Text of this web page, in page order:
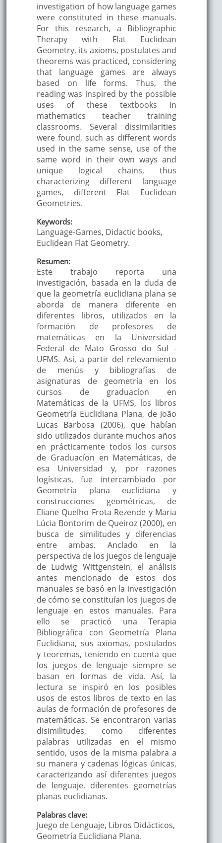
investigation of how language games
were constituted in these manuals.
For this research, a Bibliographic
Therapy with Flat Euclidean
Geometry, its axioms, postulates and
theorems was practiced, considering
that language games are always
based on life forms. Thus, the
reading was inspired by the possible
uses of these textbooks in
mathematics teacher training
classrooms. Several dissimilarities
were found, such as different words
used in the same sense, use of the
same word in their own ways and
unique logical chains, thus
characterizing different language
games, different Flat Euclidean
Geometries.
Keywords:
Language-Games, Didactic books,
Euclidean Flat Geometry.
Resumen:
Este trabajo reporta una
investigación, basada en la duda de
que la geometría euclidiana plana se
aborda de manera diferente en
diferentes libros, utilizados en la
formación de profesores de
matemáticas en la Universidad
Federal de Mato Grosso do Sul -
UFMS. Así, a partir del relevamiento
de menús y bibliografías de
asignaturas de geometría en los
cursos de graduacíon en
Matemáticas de la UFMS, los libros
Geometría Euclidiana Plana, de João
Lucas Barbosa (2006), que habían
sido utilizados durante muchos años
en prácticamente todos los cursos
de Graduacíon en Matemáticas, de
esa Universidad y, por razones
logísticas, fue intercambiado por
Geometría plana euclidiana y
construcciones geométricas, de
Eliane Quelho Frota Rezende y Maria
Lúcia Bontorim de Queiroz (2000), en
busca de similitudes y diferencias
entre ambas. Anclado en la
perspectiva de los juegos de lenguaje
de Ludwig Wittgenstein, el análisis
antes mencionado de estos dos
manuales se basó en la investigación
de cómo se constituían los juegos de
lenguaje en estos manuales. Para
ello se practicó una Terapia
Bibliográfica con Geometría Plana
Euclidiana, sus axiomas, postulados
y teoremas, teniendo en cuenta que
los juegos de lenguaje siempre se
basan en formas de vida. Así, la
lectura se inspiró en los posibles
usos de estos libros de texto en las
aulas de formación de profesores de
matemáticas. Se encontraron varias
disimilitudes, como diferentes
palabras utilizadas en el mismo
sentido, usos de la misma palabra a
su manera y cadenas lógicas únicas,
caracterizando así diferentes juegos
de lenguaje, diferentes geometrías
planas euclidianas.
Palabras clave:
Juego de Lenguaje, Libros Didácticos,
Geometría Euclidiana Plana.